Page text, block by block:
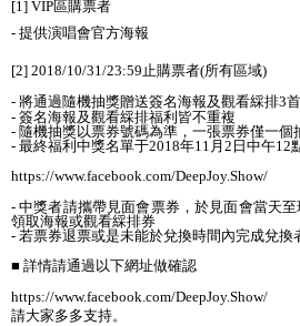
[1] VIP區購票者
- 提供演唱會官方海報
[2] 2018/10/31/23:59 止購票者(所有區域)
- 將通過隨機抽獎贈送簽名海報及觀看綵排3
- 簽名海報及觀看綵排福利皆不重複
- 隨機抽獎以票券號碼為準，一張票券僅一個
- 最終福利中獎名單于2018年11 月 2 日中午12
https://www.facebook.com/DeepJoy.Show/
-中獎者請攜帶見面會票券，於見面會當天
領取海報或觀看綵排券
- 若票券退票或是未能於兌換時間內完成兌換
■ 詳情請通過以下網址做確認
https://www.facebook.com/DeepJoy.Show/
請大家多多支持。